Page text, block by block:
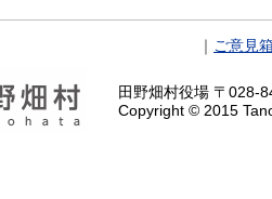
ご意見
田野畑村役場 〒028-
Copyright © 2015